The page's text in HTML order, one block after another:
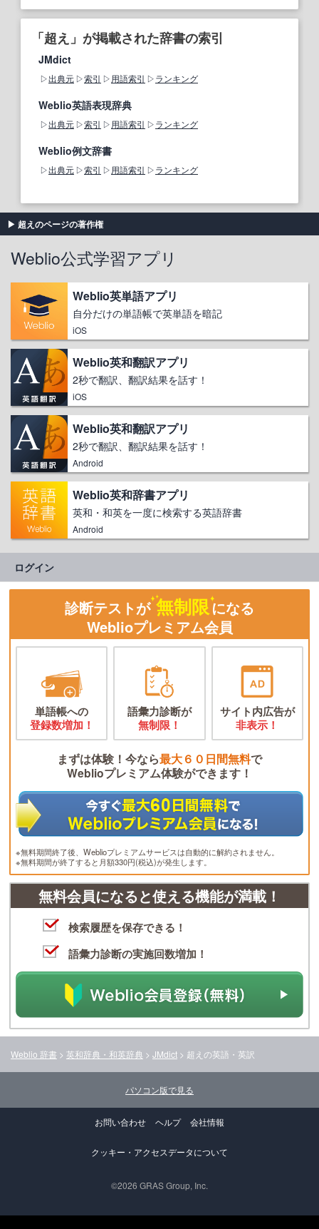
「超え」が掲載された辞書の索引
JMdict
出典元 索引 用語索引 ランキング
Weblio英語表現辞典
出典元 索引 用語索引 ランキング
Weblio例文辞書
出典元 索引 用語索引 ランキング
超えのページの著作権
Weblio公式学習アプリ
Weblio英単語アプリ
自分だけの単語帳で英単語を暗記
iOS
Weblio英和翻訳アプリ
2秒で翻訳、翻訳結果を話す！
iOS
Weblio英和翻訳アプリ
2秒で翻訳、翻訳結果を話す！
Android
Weblio英和辞書アプリ
英和・和英を一度に検索する英語辞書
Android
ログイン
診断テストが 無制限になる
Weblioプレミアム会員
単語帳への
登録数増加！
語彙力診断が
無制限！
サイト内広告が
非表示！
まずは体験！今なら最大６０日間無料で
Weblioプレミアム体験ができます！
※無料期間終了後、Weblioプレミアムサービスは自動的に解約されません。
※無料期間が終了すると月額330円(税込)が発生します。
無料会員になると使える機能が満載！
検索履歴を保存できる！
語彙力診断の実施回数増加！
Weblio 辞書 > 英和辞典・和英辞典 > JMdict > 超え の英語・英訳
パソコン版で見る
お問い合わせ ヘルプ 会社情報
クッキー・アクセスデータについて
©2026 GRAS Group, Inc.